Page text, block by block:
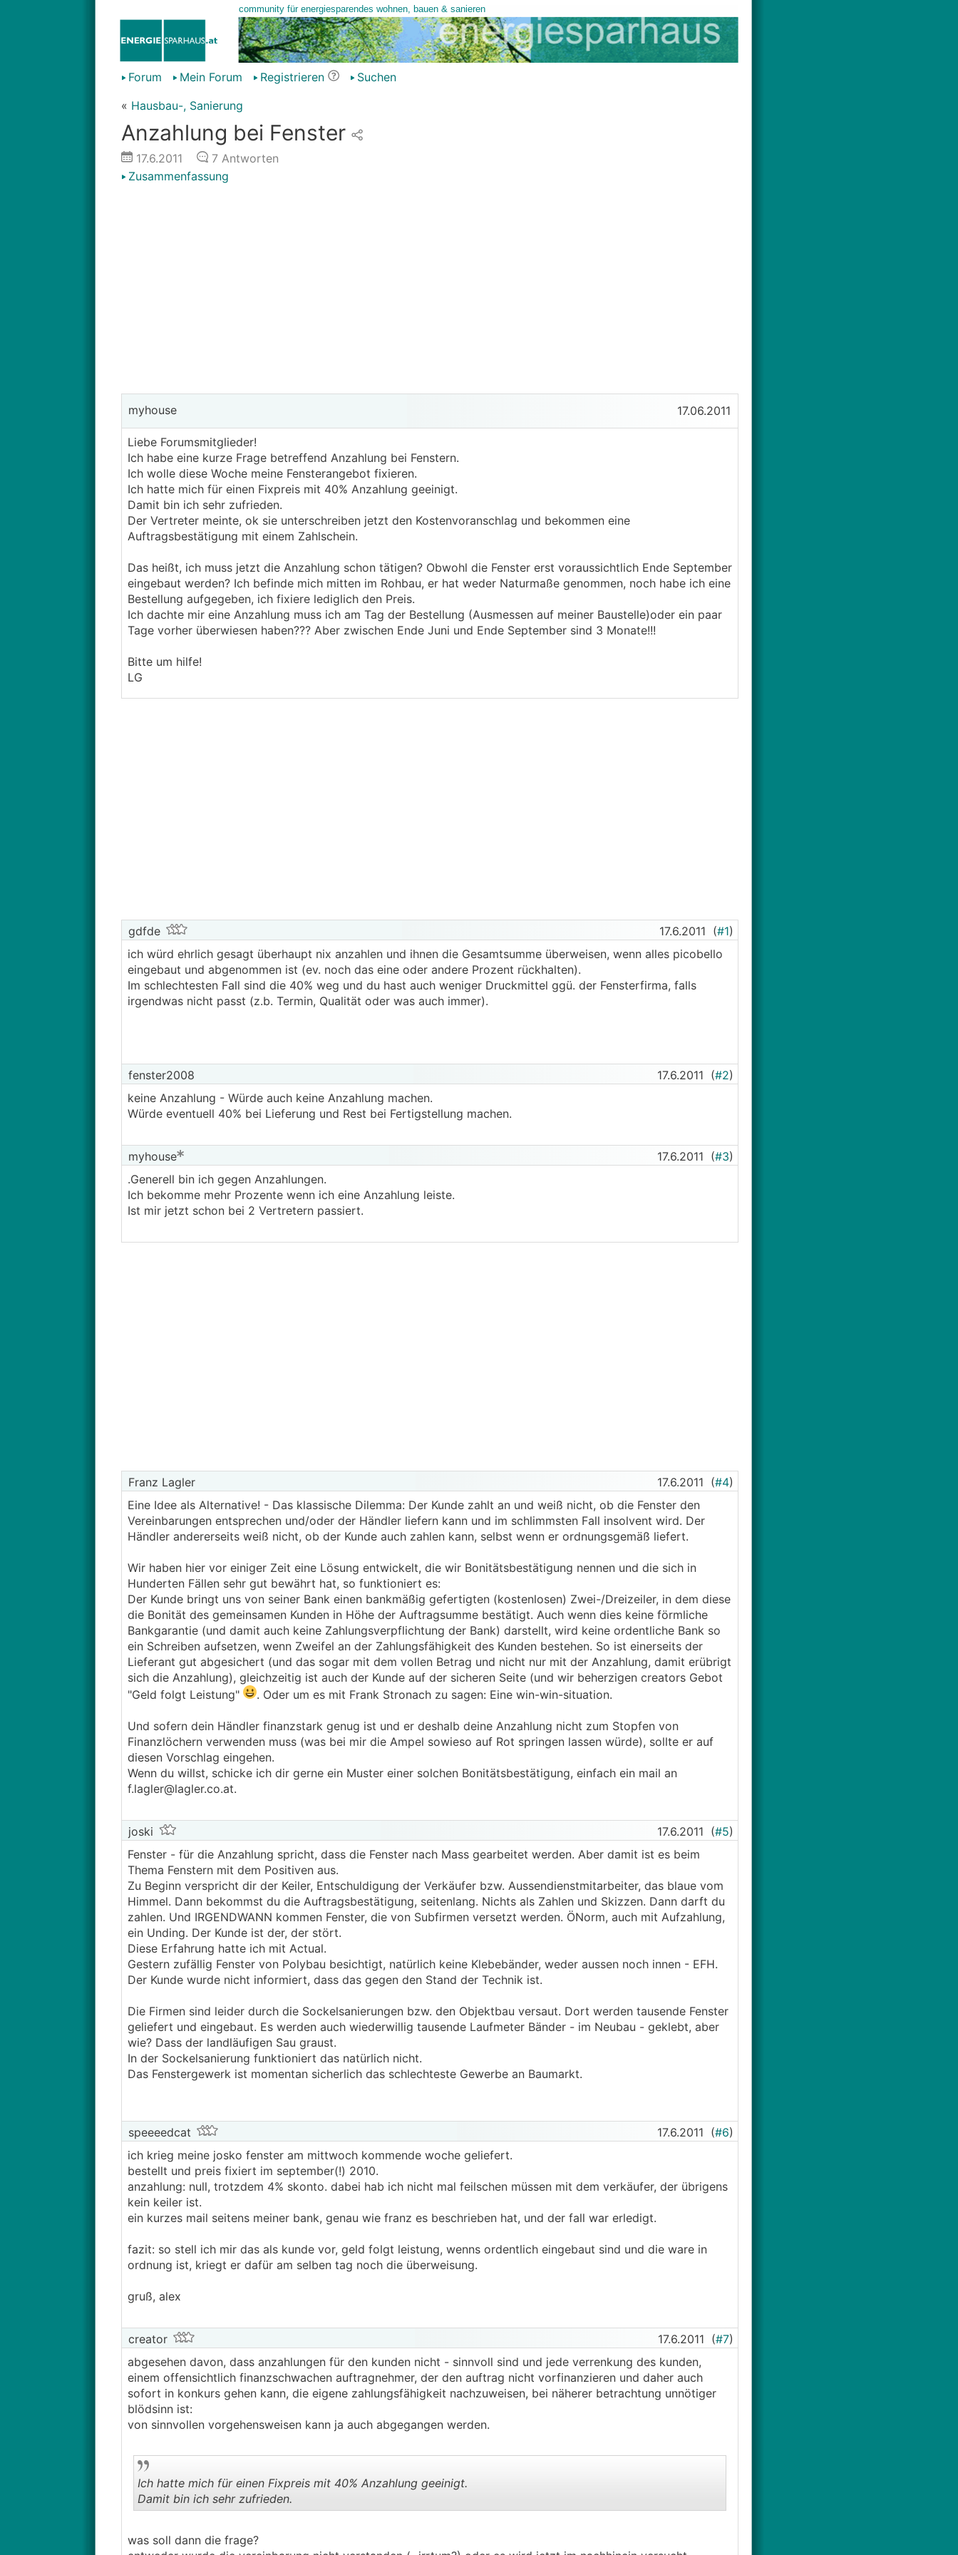
Forum Mein Forum Registrieren
Suchen
« Hausbau-, Sanierung
Anzahlung bei Fenster
17.6.2011 7Antworten
Zusammenfassung
myhouse 17.06.2011
Liebe Forumsmitglieder!
Ich habe eine kurze Frage betreffend Anzahlung bei Fenstern.
Ich wolle diese Woche meine Fensterangebot fixieren.
Ich hatte mich für einen Fixpreis mit 40% Anzahlung geeinigt.
Damit bin ich sehr zufrieden.
Der Vertreter meinte, ok sie unterschreiben jetzt den Kostenvoranschlag und bekommen eine
Auftragsbestätigung mit einem Zahlschein.
Das heißt, ich muss jetzt die Anzahlung schon tätigen? Obwohl die Fenster erst voraussichtlich Ende September
eingebaut werden? Ich befinde mich mitten im Rohbau, er hat weder Naturmaße genommen, noch habe ich eine
Bestellung aufgegeben, ich fixiere lediglich den Preis.
Ich dachte mir eine Anzahlung muss ich am Tag der Bestellung (Ausmessen auf meiner Baustelle)oder ein paar
Tage vorher überwiesen haben??? Aber zwischen Ende Juni und Ende September sind 3 Monate!!!
Bitte um hilfe!
LG
gdfde 17.6.2011 (#1)
ich würd ehrlich gesagt überhaupt nix anzahlen und ihnen die Gesamtsumme überweisen, wenn alles picobello
eingebaut und abgenommen ist (ev. noch das eine oder andere Prozent rückhalten).
Im schlechtesten Fall sind die 40% weg und du hast auch weniger Druckmittel ggü. der Fensterfirma, falls
irgendwas nicht passt (z.b. Termin, Qualität oder was auch immer).
fenster2008 17.6.2011 (#2)
keine Anzahlung - Würde auch keine Anzahlung machen.
Würde eventuell 40% bei Lieferung und Rest bei Fertigstellung machen.
myhouse 17.6.2011 (#3)
.Generell bin ich gegen Anzahlungen.
Ich bekomme mehr Prozente wenn ich eine Anzahlung leiste.
Ist mir jetzt schon bei 2 Vertretern passiert.
Franz Lagler 17.6.2011 (#4)
Eine Idee als Alternative! - Das klassische Dilemma: Der Kunde zahlt an und weiß nicht, ob die Fenster den
Vereinbarungen entsprechen und/oder der Händler liefern kann und im schlimmsten Fall insolvent wird. Der
Händler andererseits weiß nicht, ob der Kunde auch zahlen kann, selbst wenn er ordnungsgemäß liefert.
Wir haben hier vor einiger Zeit eine Lösung entwickelt, die wir Bonitätsbestätigung nennen und die sich in
Hunderten Fällen sehr gut bewährt hat, so funktioniert es:
Der Kunde bringt uns von seiner Bank einen bankmäßig gefertigten (kostenlosen) Zwei-/Dreizeiler, in dem diese
die Bonität des gemeinsamen Kunden in Höhe der Auftragsumme bestätigt. Auch wenn dies keine förmliche
Bankgarantie (und damit auch keine Zahlungsverpflichtung der Bank) darstellt, wird keine ordentliche Bank so
ein Schreiben aufsetzen, wenn Zweifel an der Zahlungsfähigkeit des Kunden bestehen. So ist einerseits der
Lieferant gut abgesichert (und das sogar mit dem vollen Betrag und nicht nur mit der Anzahlung, damit erübrigt
sich die Anzahlung), gleichzeitig ist auch der Kunde auf der sicheren Seite (und wir beherzigen creators Gebot
"Geld folgt Leistung"
. Oder um es mit Frank Stronach zu sagen: Eine win-win-situation.
Und sofern dein Händler finanzstark genug ist und er deshalb deine Anzahlung nicht zum Stopfen von
Finanzlöchern verwenden muss (was bei mir die Ampel sowieso auf Rot springen lassen würde), sollte er auf
diesen Vorschlag eingehen.
Wenn du willst, schicke ich dir gerne ein Muster einer solchen Bonitätsbestätigung, einfach ein mail an
f.lagler@lagler.co.at.
joski 17.6.2011 (#5)
Fenster - für die Anzahlung spricht, dass die Fenster nach Mass gearbeitet werden. Aber damit ist es beim
Thema Fenstern mit dem Positiven aus.
Zu Beginn verspricht dir der Keiler, Entschuldigung der Verkäufer bzw. Aussendienstmitarbeiter, das blaue vom
Himmel. Dann bekommst du die Auftragsbestätigung, seitenlang. Nichts als Zahlen und Skizzen. Dann darft du
zahlen. Und IRGENDWANN kommen Fenster, die von Subfirmen versetzt werden. ÖNorm, auch mit Aufzahlung,
ein Unding. Der Kunde ist der, der stört.
Diese Erfahrung hatte ich mit Actual.
Gestern zufällig Fenster von Polybau besichtigt, natürlich keine Klebebänder, weder aussen noch innen - EFH.
Der Kunde wurde nicht informiert, dass das gegen den Stand der Technik ist.
Die Firmen sind leider durch die Sockelsanierungen bzw. den Objektbau versaut. Dort werden tausende Fenster
geliefert und eingebaut. Es werden auch wiederwillig tausende Laufmeter Bänder - im Neubau - geklebt, aber
wie? Dass der landläufigen Sau graust.
In der Sockelsanierung funktioniert das natürlich nicht.
Das Fenstergewerk ist momentan sicherlich das schlechteste Gewerbe an Baumarkt.
speeeedcat 17.6.2011 (#6)
ich krieg meine josko fenster am mittwoch kommende woche geliefert.
bestellt und preis fixiert im september(!) 2010.
anzahlung: null, trotzdem 4% skonto. dabei hab ich nicht mal feilschen müssen mit dem verkäufer, der übrigens
kein keiler ist.
ein kurzes mail seitens meiner bank, genau wie franz es beschrieben hat, und der fall war erledigt.
fazit: so stell ich mir das als kunde vor, geld folgt leistung, wenns ordentlich eingebaut sind und die ware in
ordnung ist, kriegt er dafür am selben tag noch die überweisung.
gruß, alex
creator 17.6.2011 (#7)
abgesehen davon, dass anzahlungen für den kunden nicht - sinnvoll sind und jede verrenkung des kunden,
einem offensichtlich finanzschwachen auftragnehmer, der den auftrag nicht vorfinanzieren und daher auch
sofort in konkurs gehen kann, die eigene zahlungsfähigkeit nachzuweisen, bei näherer betrachtung unnötiger
blödsinn ist:
von sinnvollen vorgehensweisen kann ja auch abgegangen werden.
Ich hatte mich für einen Fixpreis mit 40% Anzahlung geeinigt.
Damit bin ich sehr zufrieden.
was soll dann die frage?